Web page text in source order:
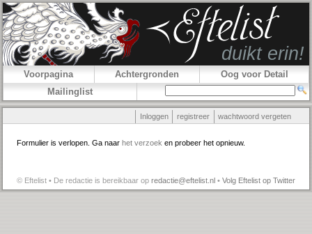
Voorpagina Achtergronden
Oog voor Detail
Mailinglist
Inloggen registreer wachtwoord vergeten
Formulier is verlopen. Ga naar het verzoek en probeer het opnieuw.
© Eftelist • De redactie is bereikbaar op redactie@eftelist.nl • Volg Eftelist op Twitter